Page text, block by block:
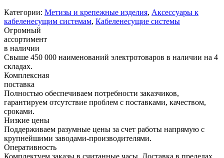
Категории: Метизы и крепежные изделия, Аксессуары к
кабеленесущим системам, Кабеленесущие системы
Огромный
ассортимент
в наличии
Свыше 450 000 наименований электротоваров в наличии на 4
складах.
Комплексная
поставка
Полностью обеспечиваем потребности заказчиков,
гарантируем отсутствие проблем с поставками, качеством,
сроками.
Низкие цены
Поддерживаем разумные цены за счет работы напрямую с
крупнейшими заводами-производителями.
Оперативность
Комплектуем заказы в считанные часы. Доставка в пределах